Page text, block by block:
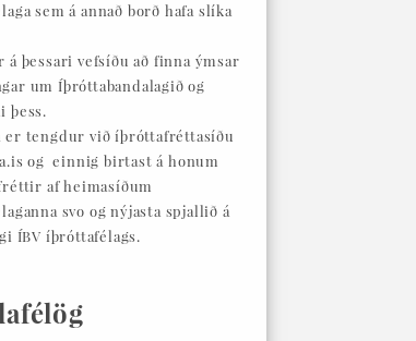
sem á annað borð hafa slíka
á þessari vefsíðu að finna ýmsar
um Íþróttabandalagið og
þess.
er tengdur við íþróttafréttasíðu
og einnig birtast á honum
af heimasíðum
svo og nýjasta spjallið á
ÍBV íþróttafélags.